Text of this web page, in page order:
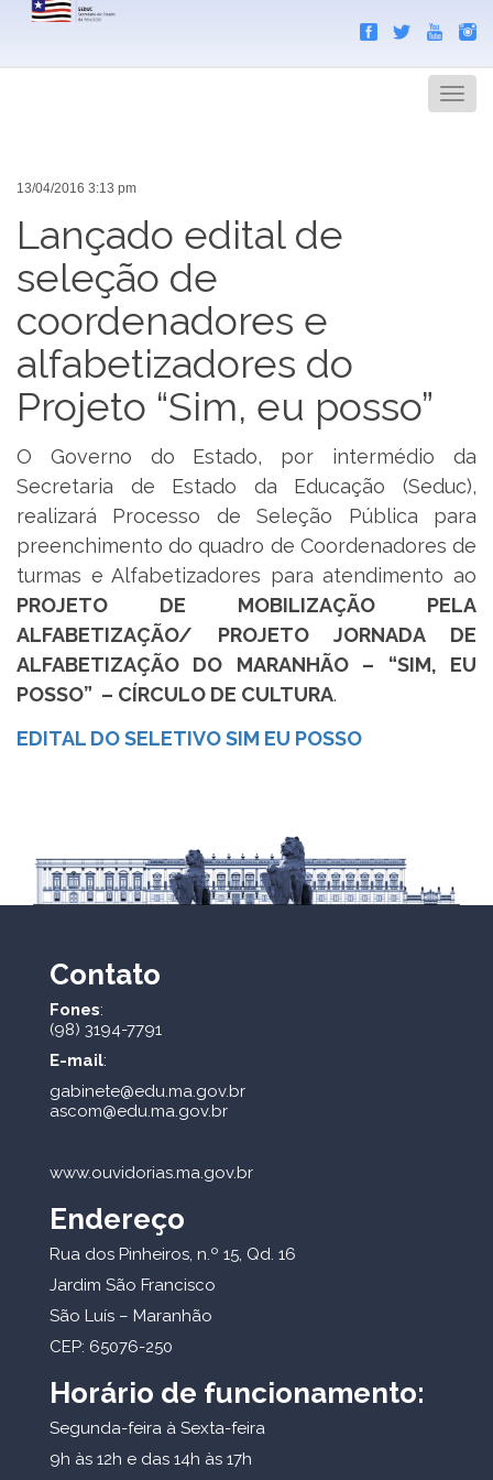
Menu
13/04/2016 3:13 pm
Lançado edital de
seleção de
coordenadores e
alfabetizadores do
Projeto “Sim, eu posso”
O Governo do Estado, por intermédio da
Secretaria de Estado da Educação (Seduc),
realizará Processo de Seleção Pública para
preenchimento do quadro de Coordenadores de
turmas e Alfabetizadores para atendimento ao
PROJETO DE MOBILIZAÇÃO PELA
ALFABETIZAÇÃO/ PROJETO JORNADA DE
ALFABETIZAÇÃO DO MARANHÃO – “SIM, EU
POSSO” – CÍRCULO DE CULTURA.
EDITAL DO SELETIVO SIM EU POSSO
Contato
Fones:
(98) 3194-7791
E-mail:
gabinete@edu.ma.gov.br
ascom@edu.ma.gov.br
www.ouvidorias.ma.gov.br
Endereço
Rua dos Pinheiros, n.º 15, Qd. 16
Jardim São Francisco
São Luís – Maranhão
CEP: 65076-250
Horário de funcionamento:
Segunda-feira à Sexta-feira
9h às 12h e das 14h às 17h